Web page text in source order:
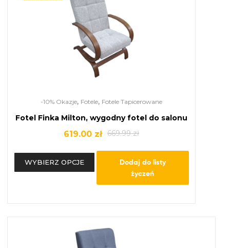
-10% Okazje, Fotele, Fotele Tapicerowane
Fotel Finka Milton, wygodny fotel do salonu
669.99zł
619.00 zł
WYBIERZ OPCJE
Dodaj do listy
życzeń